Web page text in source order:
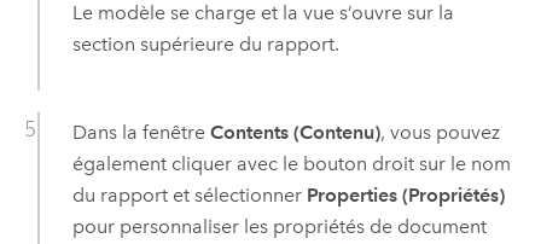
Le modèle se charge et la vue s’ouvre sur la
section supérieure du rapport.
Dans la fenêtre Contents (Contenu), vous pouvez
également cliquer avec le bouton droit sur le nom
du rapport et sélectionner Properties (Propriétés)
pour personnaliser les propriétés de document